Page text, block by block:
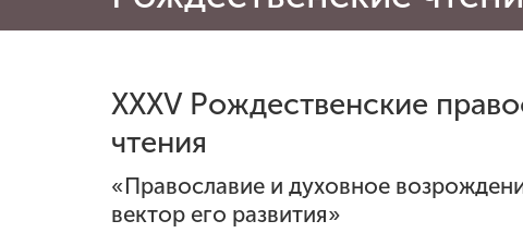
Обучение
Наука
XXXV Рождественские
чтения
«Православие и духовное
вектор его развития»